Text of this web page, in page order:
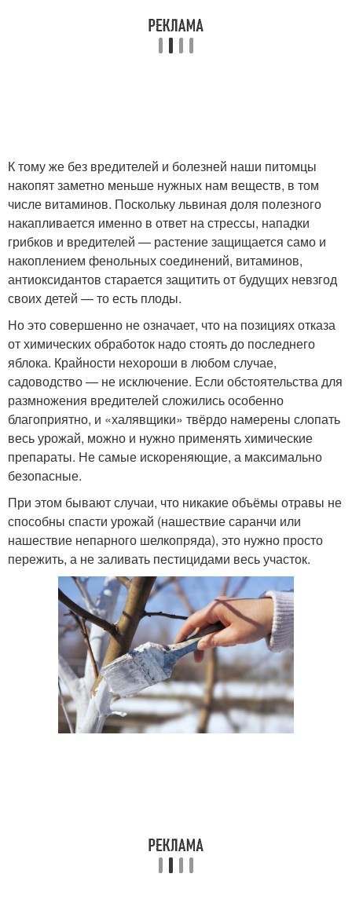
К тому же без вредителей и болезней наши питомцы
накопят заметно меньше нужных нам веществ, в том
числе витаминов. Поскольку львиная доля полезного
накапливается именно в ответ на стрессы, нападки
грибков и вредителей — растение защищается само и
накоплением фенольных соединений, витаминов,
антиоксидантов старается защитить от будущих невзгод
своих детей — то есть плоды.
Но это совершенно не означает, что на позициях отказа
от химических обработок надо стоять до последнего
яблока. Крайности нехороши в любом случае,
садоводство — не исключение. Если обстоятельства для
размножения вредителей сложились особенно
благоприятно, и «халявщики» твёрдо намерены слопать
весь урожай, можно и нужно применять химические
препараты. Не самые искореняющие, а максимально
безопасные.
При этом бывают случаи, что никакие объёмы отравы не
способны спасти урожай (нашествие саранчи или
нашествие непарного шелкопряда), это нужно просто
пережить, а не заливать пестицидами весь участок.